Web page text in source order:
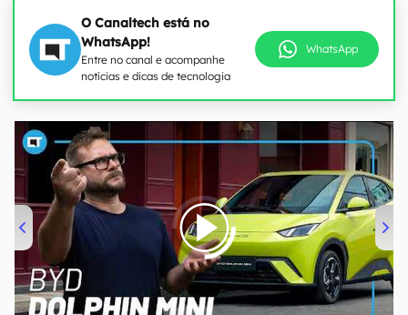
O Canaltech está no
WhatsApp!
Entre no canal e acompanhe
notícias e dicas de tecnologia
WhatsApp